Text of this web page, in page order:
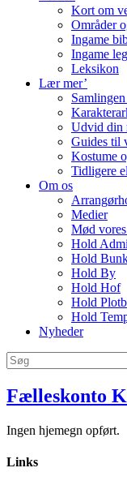
Kort om
Områder
Ingame
Ingame
Leksikon
Lær mer’
Udvid din
Guides til
Kostume
Tidligere
Om os
Medier
Mød
Hold
Hold
Hold By
Hold Hof
Hold
Hold
Nyheder
Fælleskonto
Ingen hjemegn opført.
Links